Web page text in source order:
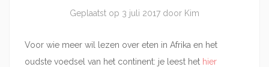
Geplaatst op 3 juli 2017 door Kim
Voor wie meer wil lezen over eten in Afrika en het
oudste voedsel van het continent: je leest het hier